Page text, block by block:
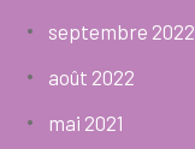
septembre 2022
août 2022
mai 2021